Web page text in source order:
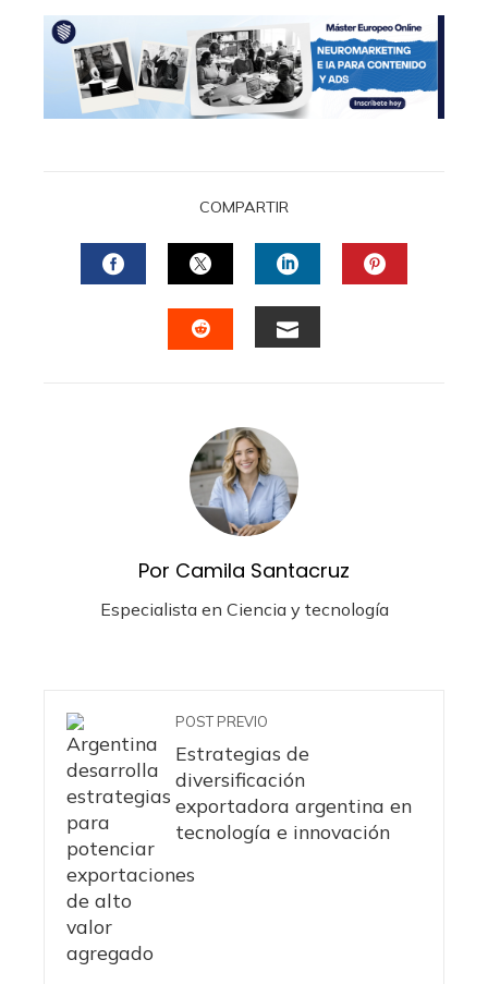
COMPARTIR
FACEBOOKTWITTERLINKEDIN
Por Camila Santacruz
Especialista en Ciencia y tecnología
POST PREVIO
Estrategias de
diversificación
exportadora argentina en
tecnología e innovación